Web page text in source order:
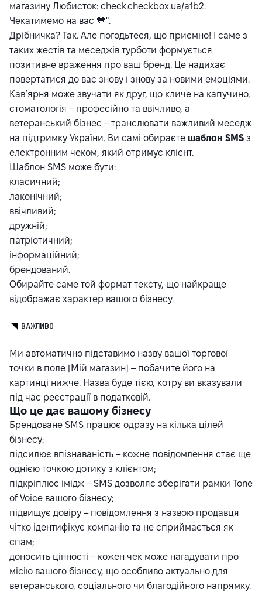
магазину Любисток: check.checkbox.ua/a1b2.
Чекатимемо на вас 💙".
Дрібничка? Так. Але погодьтеся, що приємно! І саме з
таких жестів та меседжів турботи формується
позитивне враження про ваш бренд. Це надихає
повертатися до вас знову і знову за новими емоціями.
Кав’ярня може звучати як друг, що кличе на капучино,
стоматологія – професійно та ввічливо, а
ветеранський бізнес – транслювати важливий меседж
на підтримку України. Ви самі обираєте шаблон SMS з
електронним чеком, який отримує клієнт.
Шаблон SMS може бути:
класичний;
лаконічний;
ввічливий;
дружній;
патріотичний;
інформаційний;
брендований.
Обирайте саме той формат тексту, що найкраще
відображає характер вашого бізнесу.
ВАЖЛИВО
Ми автоматично підставимо назву вашої торгової
точки в поле [Мій магазин] – побачите його на
картинці нижче. Назва буде тією, котру ви вказували
під час реєстрації в податковій.
Що це дає вашому бізнесу
Брендоване SMS працює одразу на кілька цілей
бізнесу:
підсилює впізнаваність – кожне повідомлення стає ще
однією точкою дотику з клієнтом;
підкріплює імідж – SMS дозволяє зберігати рамки Tone
of Voice вашого бізнесу;
підвищує довіру – повідомлення з назвою продавця
чітко ідентифікує компанію та не сприймається як
спам;
доносить цінності – кожен чек може нагадувати про
місію вашого бізнесу, що особливо актуально для
ветеранського, соціального чи благодійного напрямку.